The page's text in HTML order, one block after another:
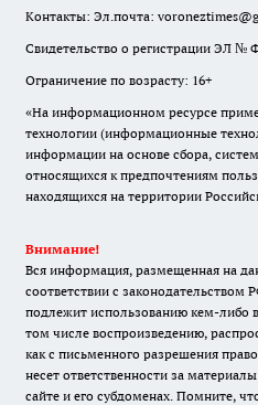
Контакты: Эл.почта:
Свидетельство о регистрации ЭЛ №
Ограничение по возрасту: 16+
«На информационном ресурсе
технологии (информационные
информации на основе сбора,
относящихся к предпочтениям
находящихся на территории
Внимание!
Вся информация, размещенная на
соответствии с законодательством
подлежит использованию кем-либо
том числе воспроизведению,
как с письменного разрешения
несет ответственности за
сайте и его субдоменах. Помните,